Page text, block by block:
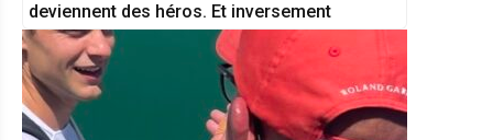
deviennent des héros. Et inversement